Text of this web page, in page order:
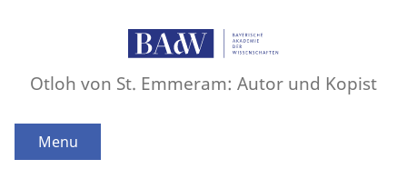
Otloh von St. Emmeram: Autor und Kopist
Menu